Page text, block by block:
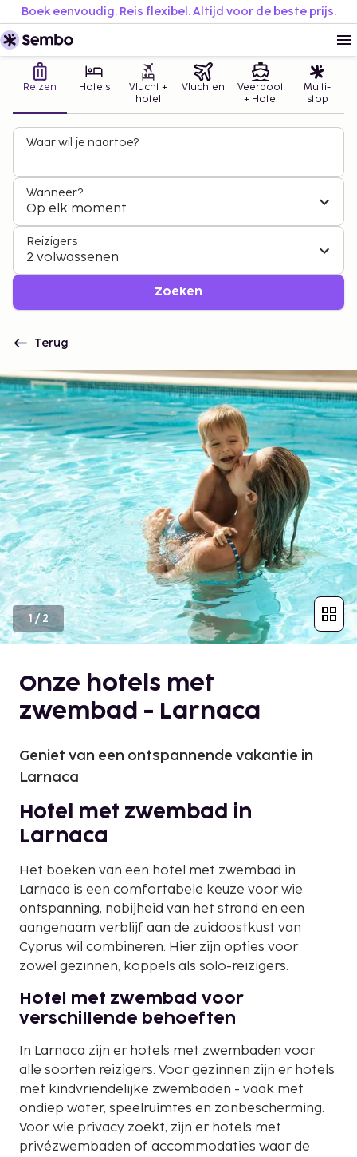
Boek eenvoudig. Reis flexibel. Altijd voor de beste prijs.
Reizen Hotels
Vlucht +
hotel
Vluchten
Veerboot
+ Hotel
Multi-
stop
Waar wil je naartoe?
Wanneer?
Op elk moment
Reizigers
2 volwassenen
Zoeken
Terug
1/2
Onze hotels met
zwembad - Larnaca
Geniet van een ontspannende vakantie in
Larnaca
Hotel met zwembad in
Larnaca
Het boeken van een hotel met zwembad in
Larnaca is een comfortabele keuze voor wie
ontspanning, nabijheid van het strand en een
aangenaam verblijf aan de zuidoostkust van
Cyprus wil combineren. Hier zijn opties voor
zowel gezinnen, koppels als solo-reizigers.
Hotel met zwembad voor
verschillende behoeften
In Larnaca zijn er hotels met zwembaden voor
alle soorten reizigers. Voor gezinnen zijn er hotels
met kindvriendelijke zwembaden - vaak met
ondiep water, speelruimtes en zonbescherming.
Voor wie privacy zoekt, zijn er hotels met
privézwembaden of accommodaties waar de